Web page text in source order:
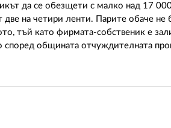
да се обезщети с малко над 17
две на четири ленти. Парите обаче
тъй като фирмата-собственик е
според общината отчуждителната